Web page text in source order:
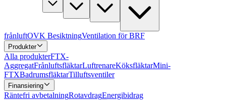
frånluftOVK BesiktningVentilation för BRF
Produkter
Alla produkterFTX-
AggregatFrånluftsfläktarLuftrenareKöksfläktarMini-
FTXBadrumsfläktarTilluftsventiler
Finansiering
Räntefri avbetalningRotavdragEnergibidrag